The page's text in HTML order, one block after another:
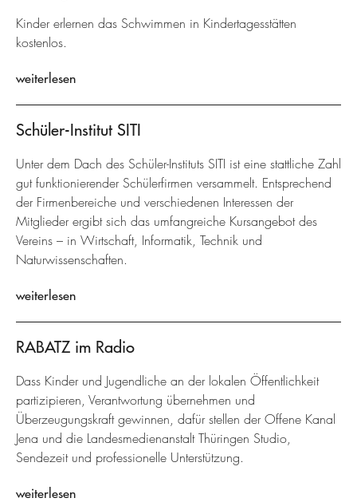
Kinder erlernen das Schwimmen in Kindertagesstätten
kostenlos.
weiterlesen
Schüler-Institut SITI
Unter dem Dach des Schüler-Instituts SITI ist eine stattliche Zahl
gut funktionierender Schülerfirmen versammelt. Entsprechend
der Firmenbereiche und verschiedenen Interessen der
Mitglieder ergibt sich das umfangreiche Kursangebot des
Vereins – in Wirtschaft, Informatik, Technik und
Naturwissenschaften.
weiterlesen
RABATZ im Radio
Dass Kinder und Jugendliche an der lokalen Öffentlichkeit
partizipieren, Verantwortung übernehmen und
Überzeugungskraft gewinnen, dafür stellen der Offene Kanal
Jena und die Landesmedienanstalt Thüringen Studio,
Sendezeit und professionelle Unterstützung.
weiterlesen